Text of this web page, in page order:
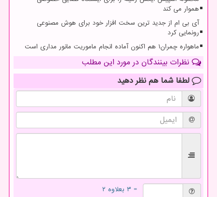
هموار می کند
آی بی ام از جدید ترین سخت افزار خود برای هوش مصنوعی
رونمایی کرد
ماهواره چمران۱ هم اکنون آماده انجام ماموریت مانور مداری است
نظرات بینندگان در مورد این مطلب
لطفا شما هم نظر دهید
= ۳ بعلاوه ۲